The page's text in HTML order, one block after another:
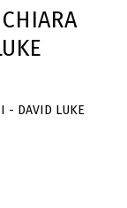
- DAVID LUKE